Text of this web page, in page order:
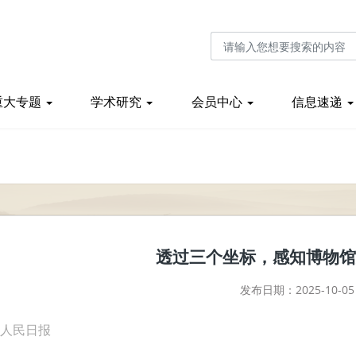
大专题 学术研究 会员中心 信息速递
透过三个坐标，感知博物
发布日期：2025-10-05
民日报